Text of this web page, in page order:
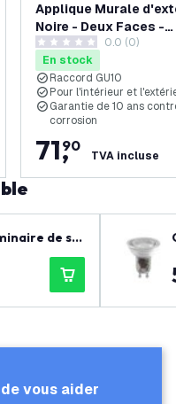
à la liste de souhaits
Applique Murale
Noire - Deux Faces -
Raccord GU10 - IP44 -
Canto Maxi 2 - 10 ans
garantie
0 étoiles de notation
0.0 (0)
En stock
Raccord GU10
Pour l'intérieur et
Garantie de 10 ans
corrosion
71,
90
TVA incluse
de se
/ 5000
(50
150 lm/W - L
de 5 ans
vous aider